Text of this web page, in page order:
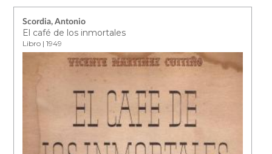
Scordia, Antonio
El café de los inmortales
Libro | 1949